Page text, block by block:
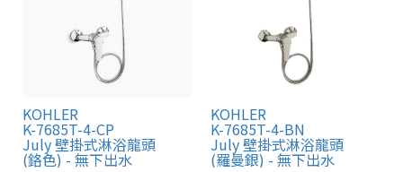
KOHLER
K-7685T-4-CP
July 壁掛式淋浴龍頭
(鉻色) - 無下出水
KOHLER
K-7685T-4-BN
July 壁掛式淋浴龍頭
(羅曼銀) - 無下出水